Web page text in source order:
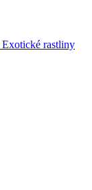
Exotické rastliny